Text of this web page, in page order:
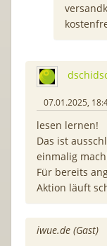
07.01.2025,
lesen lernen!
Das ist
einmalig
Für bereits
Aktion läuft
iwue.de (Gast)